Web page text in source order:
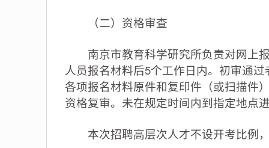
（二）资格审查
南京市教育科学研究所负责对网上报
人员报名材料后5个工作日内。初审通
各项报名材料原件和复印件（或扫描件
资格复审。未在规定时间内到指定地点
本次招聘高层次人才不设开考比例